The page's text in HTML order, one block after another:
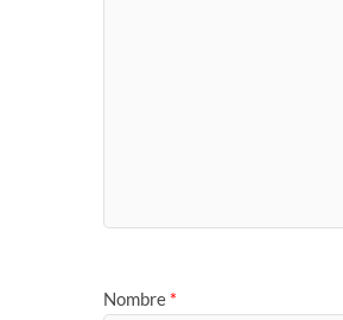
Nombre *